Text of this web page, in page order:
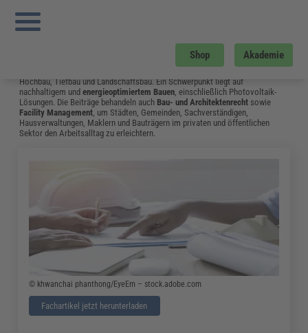
Shop Akademie
Sie sind hier:
Seite 13
Bau und Gebäudemanagement
Vom Neubau bis hin zum Umgang mit Bauschäden: Das Fachwissen aus dem
Hochbau, Tiefbau und Landschaftsbau. Ein Schwerpunkt liegt auf
nachhaltigem undenergieoptimiertem Bauen, einschließlich Photovoltaik-
Lösungen. Die Beiträge behandeln auch Bau- und Architektenrecht sowie
Facility Management, um Städten, Gemeinden, Sachverständigen,
Hausverwaltungen, Maklern und Bauträgern im privaten und öffentlichen
Sektor den Arbeitsalltag zu erleichtern.
© khwanchai phanthong/EyeEm – stock.adobe.com
Fachartikel jetzt herunterladen